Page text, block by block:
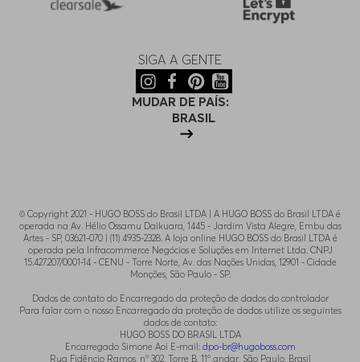
SIGA A GENTE
MUDAR DE PAÍS:
BRASIL
© Copyright 2021 - HUGO BOSS do Brasil LTDA | A HUGO BOSS do Brasil LTDA é
operada na Av. Hélio Ossamu Daikuara, 1445 - Jardim Vista Alegre, Embu das
Artes - SP, 03621-070 | (11) 4935-2328. A loja online HUGO BOSS do Brasil LTDA é
operada pela Infracommerce Negócios e Soluções em Internet Ltda. CNPJ
15.427.207/0001-14 - CENU - Torre Norte, Av. das Nações Unidas, 12901 - Cidade
Monções, São Paulo - SP.
.
Dados de contato do Encarregado da proteção de dados do controlador
Para falar com o nosso Encarregado da proteção de dados utilize os seguintes
dados de contato:
HUGO BOSS DO BRASIL LTDA
Encarregado Simone Aoi E-mail: dpo-br@hugoboss.com
Rua Fidêncio Ramos, n° 302, Torre B, 11° andar, São Paulo, Brasil